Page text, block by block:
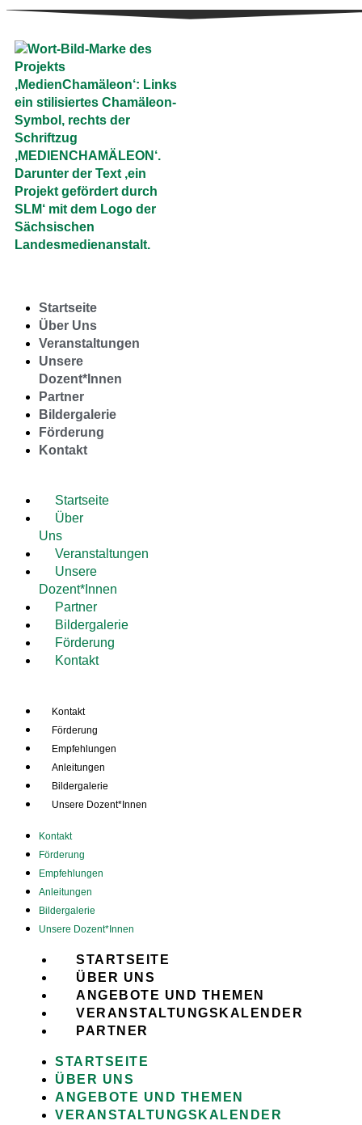
Startseite
Über Uns
Veranstaltungen
Unsere
Dozent*Innen
Partner
Bildergalerie
Förderung
Kontakt
Startseite
Über
Uns
Veranstaltungen
Unsere
Dozent*Innen
Partner
Bildergalerie
Förderung
Kontakt
Kontakt
Förderung
Empfehlungen
Anleitungen
Bildergalerie
Unsere Dozent*Innen
Kontakt
Förderung
Empfehlungen
Anleitungen
Bildergalerie
Unsere Dozent*Innen
STARTSEITE
ÜBER UNS
ANGEBOTE UND THEMEN
VERANSTALTUNGSKALENDER
PARTNER
STARTSEITE
ÜBER UNS
ANGEBOTE UND THEMEN
VERANSTALTUNGSKALENDER